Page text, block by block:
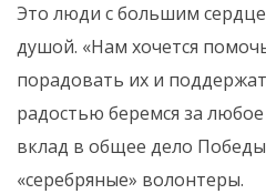
Это люди с большим
душой. «Нам хочется
порадовать их и
радостью беремся за
вклад в общее дело
«серебряные» волонтеры.